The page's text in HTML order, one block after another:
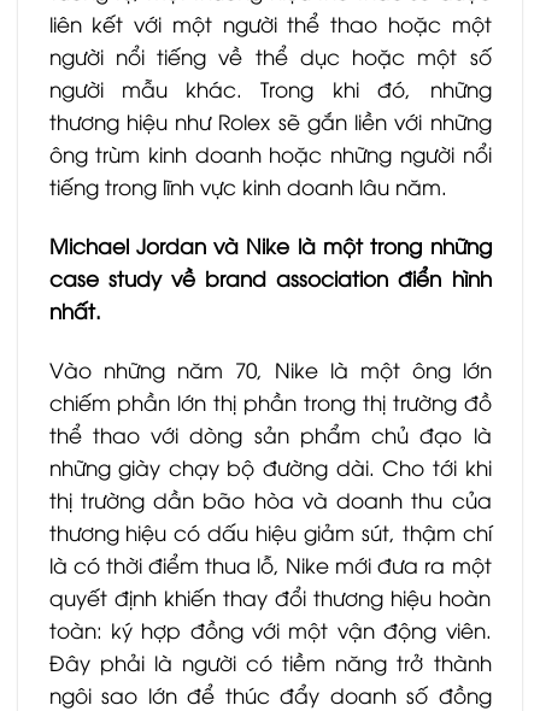
liên kết với một người thể thao hoặc một
người nổi tiếng về thể dục hoặc một số
người mẫu khác. Trong khi đó, những
thương hiệu như Rolex sẽ gắn liền với những
ông trùm kinh doanh hoặc những người nổi
tiếng trong lĩnh vực kinh doanh lâu năm.
Michael Jordan và Nike là một trong những
case study về brand association điển hình
nhất.
Vào những năm 70, Nike là một ông lớn
chiếm phần lớn thị phần trong thị trường đồ
thể thao với dòng sản phẩm chủ đạo là
những giày chạy bộ đường dài. Cho tới khi
thị trường dần bão hòa và doanh thu của
thương hiệu có dấu hiệu giảm sút, thậm chí
là có thời điểm thua lỗ, Nike mới đưa ra một
quyết định khiến thay đổi thương hiệu hoàn
toàn: ký hợp đồng với một vận động viên.
Đây phải là người có tiềm năng trở thành
ngôi sao lớn để thúc đẩy doanh số đồng